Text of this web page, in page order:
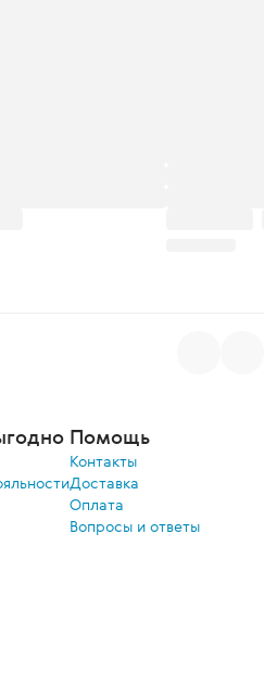
Помощь
Контакты
Доставка
Оплата
Вопросы и ответы